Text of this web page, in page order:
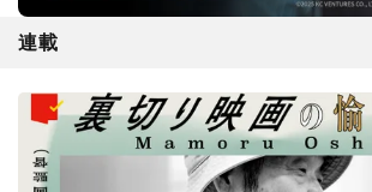
連載